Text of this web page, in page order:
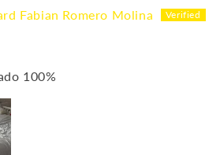
Fabian Romero Molina
100%